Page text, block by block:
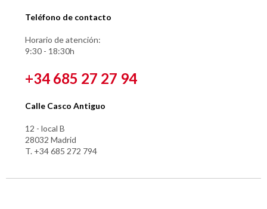
Teléfono de contacto
Horario de atención:
9:30 - 18:30h
+34 685 27 27 94
Calle Casco Antiguo
12 - local B
28032 Madrid
T. +34 685 272 794